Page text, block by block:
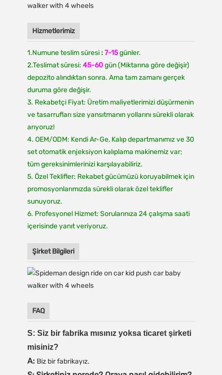
Hizmetlerimiz
1.Numune teslim süresi :7-15günler.
2.Teslimat süresi: 45-60gün (Miktarına göre değişir)
depozito alındıktan sonra. Ama tam zamanı gerçek
duruma göre değişir.
3. Rekabetçi Fiyat: Üretim maliyetlerimizi düşürmenin
ve tasarrufları size yansıtmanın yollarını sürekli olarak
arıyoruz!
4. OEM/ODM: Kendi Ar-Ge, Kalıp departmanımız ve 30
set otomatik enjeksiyon kalıplama makinemiz var;
tüm gereksinimlerinizi karşılayabiliriz.
5. Özel Teklifler: Rekabet gücümüzü koruyabilmek için
promosyonlarımızda sürekli olarak özel teklifler
sunuyoruz.
6. Profesyonel Hizmet: Sorularınıza 24 çalışma saati
içerisinde yanıt veriyoruz.
Şirket Bilgileri
FAQ
S: Siz bir fabrika mısınız yoksa ticaret şirketi
misiniz?
A: Biz bir fabrikayız.